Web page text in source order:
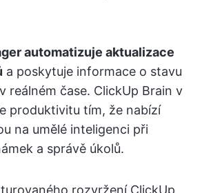
automatizuje aktualizace
a poskytuje informace o stavu
reálném čase. ClickUp Brain v
produktivitu tím, že nabízí
na umělé inteligenci při
a správě úkolů.
rozvržení ClickUp